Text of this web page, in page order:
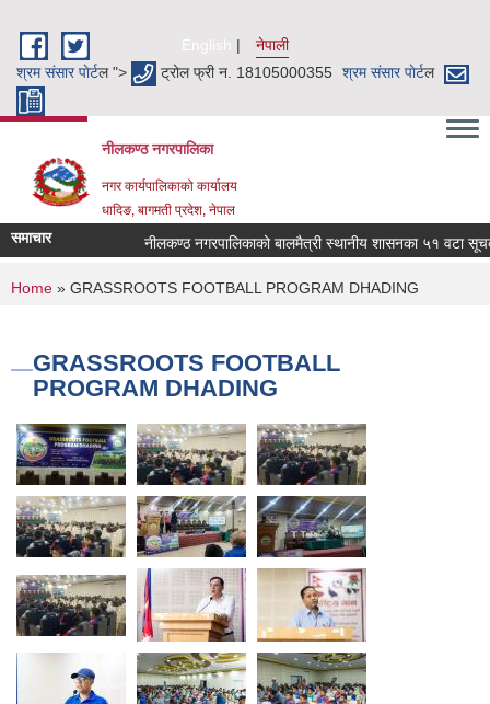
English
नेपाली
श्रम संसार पाेर्टल "> ट्रोल फ्री न. 18105000355 श्रम संसार पाेर्टल
नीलकण्ठ नगरपालिका
नगर कार्यपालिकाको कार्यालय
धादिङ, बागमती प्रदेश, नेपाल
समाचार नीलकण्ठ नगरपालिकाको बालमैत्री स्थानीय शासनका ५१ वटा
You are here
Home » GRASSROOTS FOOTBALL PROGRAM DHADING
GRASSROOTS FOOTBALL
PROGRAM DHADING